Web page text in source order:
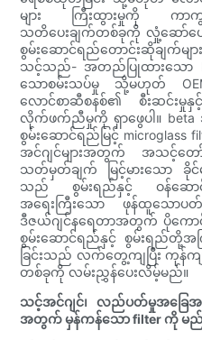
များ ကြီးထွားမှုကို က
သတိပေးချက်တစ်ခုကို လှုံ့ဆော်ပ
စွမ်းဆောင်ရည်တောင်းဆိုချက်
သင့်သည်- အတည်ပြုထားသော
သောစမ်းသပ်မှု သို့မဟုတ်
လောင်စာဆီစနစ်၏ စီးဆင်းမှုနှ
လိုက်ဖက်ညီမှုကို ရှာဖွေပါ။ beta
စွမ်းဆောင်ရည်မြင့် microglass
အင်ဂျင်များအတွက် အသင့်တေ
သတ်မှတ်ချက် မြင့်မားသော ခိုင်
သည် စွမ်းရည်နှင့် ဝန်ဆောင်
အရေးကြီးသော ဖုန်ထူသော
ဒီဇယ်ဂျင်နရေတာအတွက် ပိုကော
စွမ်းဆောင်ရည်နှင့် စွမ်းရည်တို့အ
ခြင်းသည် လက်တွေ့ကျပြီး ကုန်
တစ်ခုကို လမ်းညွှန်ပေးလိမ့်မည်။
သင့်အင်ဂျင်၊ လည်ပတ်မှုအခြေ
အတွက် မှန်ကန်သော filter ကို မ